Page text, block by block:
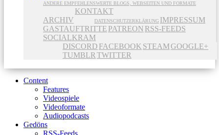
ANDERE EMPFEHLENSWERTE BLOGS, WEBSEITEN UND FORMATE
ARCHIV
KONTAKT
DATENSCHUTZERKLÄRUNG IMPRESSUM
GASTAUFTRITTE PATREON RSS-FEEDS
SOCIALKRAM
DISCORD FACEBOOK STEAMGOOGLE+
TUMBLR TWITTER
Content
Features
Videospiele
Videoformate
Audiopodcasts
Gedöns